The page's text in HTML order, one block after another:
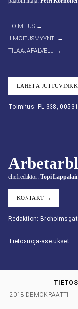
TOIMITUS →
ILMOITUSMYYNTI →
TILAAJAPALVELU →
LÄHETÄ
Toimitus: PL 338,
chefredaktör: Topi
KONTAKT →
Redaktion:
Tietosuoja-asetukset
2018 DEMOKRAATTI